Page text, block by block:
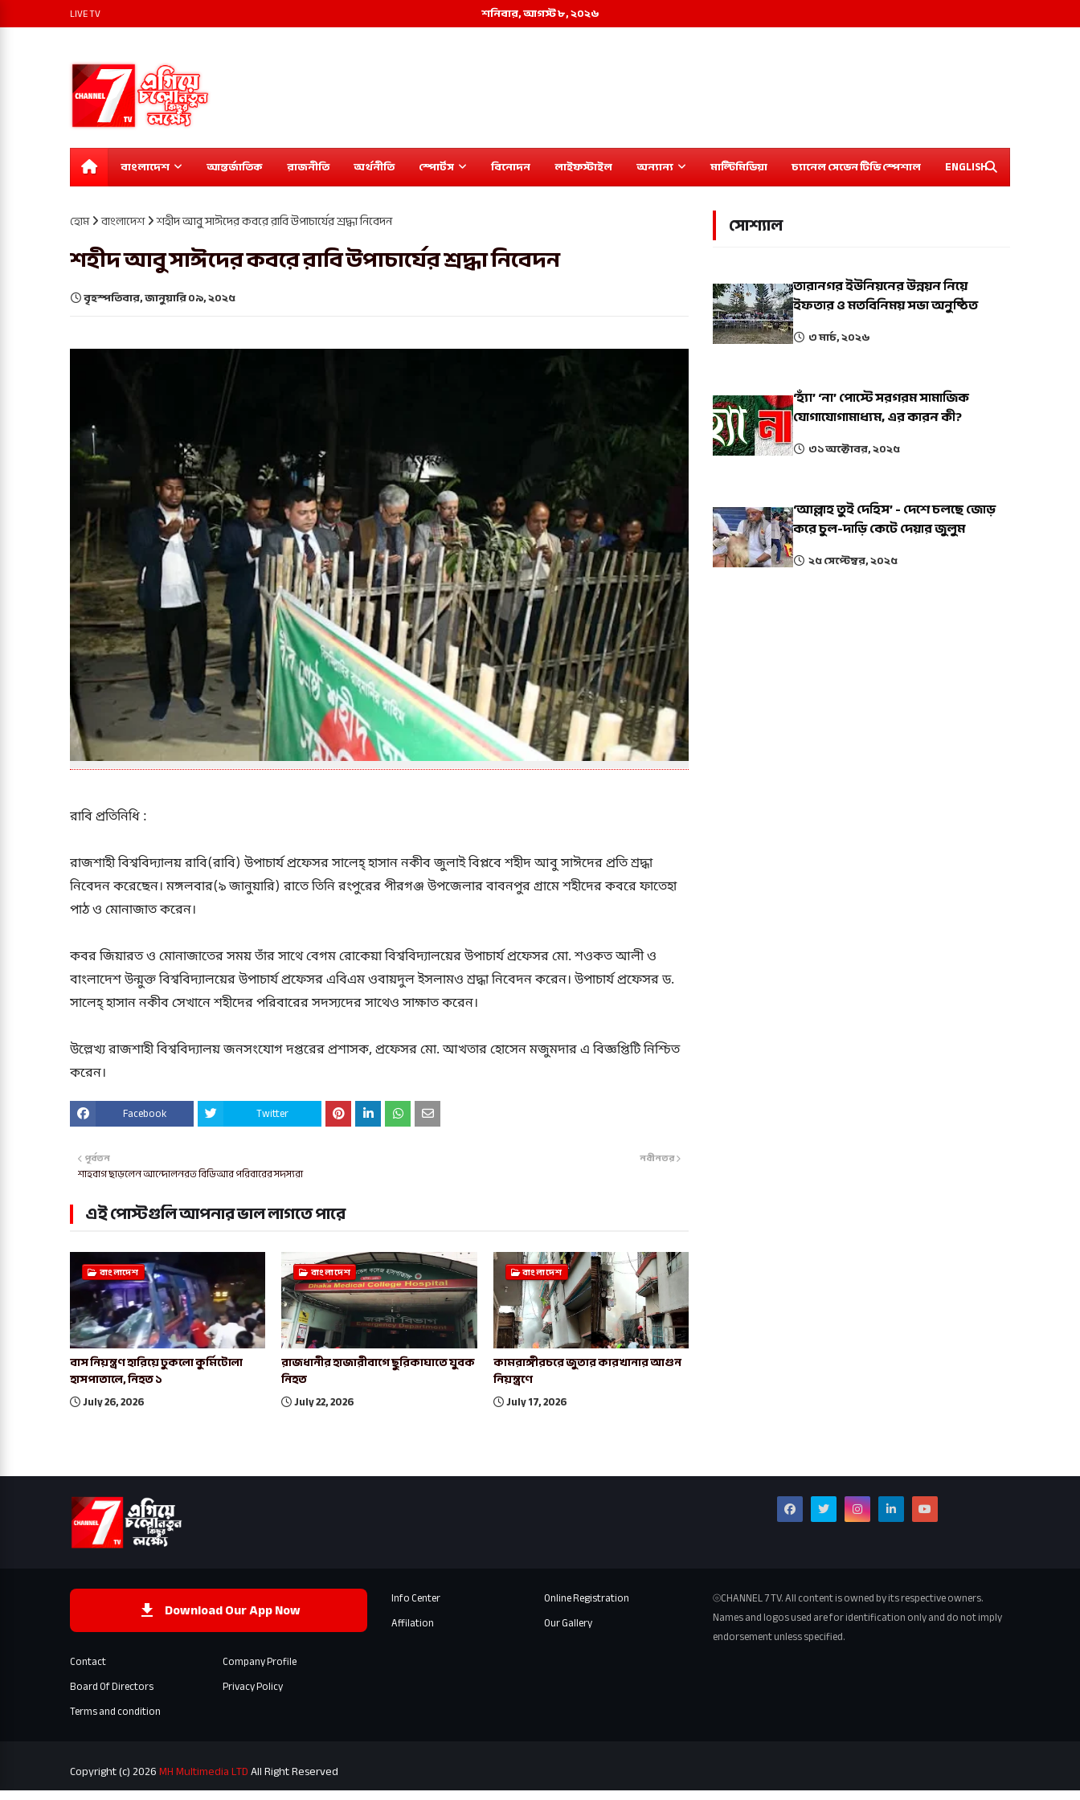
শনিবার, আগস্ট ৮, ২০২৬
LIVE TV
বাংলাদেশ আন্তর্জাতিক রাজনীতি অর্থনীতি স্পোর্টস বিনোদন লাইফস্টাইল অন্যান্য মাল্টিমিডিয়া চ্যানেল সেভেন টিভি স্পেশাল ENGLISH
হোম বাংলাদেশ শহীদ আবু সাঈদের কবরে রাবি উপাচার্যের শ্রদ্ধা নিবেদন
শহীদ আবু সাঈদের কবরে রাবি উপাচার্যের শ্রদ্ধা নিবেদন
বৃহস্পতিবার, জানুয়ারি ০৯, ২০২৫
রাবি প্রতিনিধি :
রাজশাহী বিশ্ববিদ্যালয় রাবি(রাবি) উপাচার্য প্রফেসর সালেহ্ হাসান নকীব জুলাই বিপ্লবে শহীদ আবু সাঈদের প্রতি শ্রদ্ধা
নিবেদন করেছেন। মঙ্গলবার(৯ জানুয়ারি) রাতে তিনি রংপুরের পীরগঞ্জ উপজেলার বাবনপুর গ্রামে শহীদের কবরে ফাতেহা
পাঠ ও মোনাজাত করেন।
কবর জিয়ারত ও মোনাজাতের সময় তাঁর সাথে বেগম রোকেয়া বিশ্ববিদ্যালয়ের উপাচার্য প্রফেসর মো. শওকত আলী ও
বাংলাদেশ উন্মুক্ত বিশ্ববিদ্যালয়ের উপাচার্য প্রফেসর এবিএম ওবায়দুল ইসলামও শ্রদ্ধা নিবেদন করেন। উপাচার্য প্রফেসর ড.
সালেহ্ হাসান নকীব সেখানে শহীদের পরিবারের সদস্যদের সাথেও সাক্ষাত করেন।
উল্লেখ্য রাজশাহী বিশ্ববিদ্যালয় জনসংযোগ দপ্তরের প্রশাসক, প্রফেসর মো. আখতার হোসেন মজুমদার এ বিজ্ঞপ্তিটি নিশ্চিত
করেন।
Facebook Twitter
নবীনতর
পূর্বতন
শাহবাগ ছাড়লেন আন্দোলনরত বিডিআর পরিবারের সদস্যরা
এই পোস্টগুলি আপনার ভাল লাগতে পারে
বাংলাদেশ
বাস নিয়ন্ত্রণ হারিয়ে ঢুকলো কুর্মিটোলা
হাসপাতালে, নিহত ১
July 26, 2026
বাংলাদেশ
রাজধানীর হাজারীবাগে ছুরিকাঘাতে যুবক
নিহত
July 22, 2026
বাংলাদেশ
কামরাঙ্গীরচরে জুতার কারখানার আগুন
নিয়ন্ত্রণে
July 17, 2026
সোশ্যাল
তারানগর ইউনিয়নের উন্নয়ন নিয়ে
ইফতার ও মতবিনিময় সভা অনুষ্ঠিত
৩ মার্চ, ২০২৬
‘হ্যাঁ’ ‘না’ পোস্টে সরগরম সামাজিক
যোগাযোগামাধ্যম, এর কারন কী?
৩১ অক্টোবর, ২০২৫
‘আল্লাহ তুই দেহিস’ - দেশে চলছে জোড়
করে চুল-দাড়ি কেটে দেয়ার জুলুম
২৫ সেপ্টেম্বর, ২০২৫
Download Our App Now
Contact
Company Profile
Board Of Directors
Privacy Policy
Terms and condition
Info Center
Online Registration
Affilation
Our Gallery
⦾CHANNEL 7 TV. All content is owned by its respective owners.
Names and logos used are for identification only and do not imply
endorsement unless specified.
Copyright (c) 2026MH Multimedia LTDAll Right Reserved